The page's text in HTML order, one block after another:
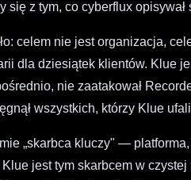
się z tym, co cyberflux
celem nie jest organizacja,
dla dziesiątek klientów. Klue
nie zaatakował
wszystkich, którzy Klue
„skarbca kluczy" —
jest tym skarbcem w